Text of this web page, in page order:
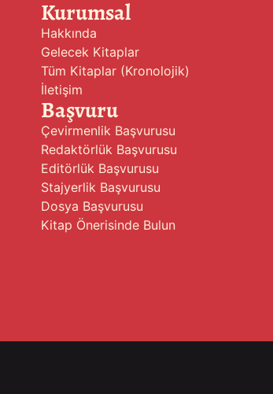
Kurumsal
Hakkında
Gelecek Kitaplar
Tüm Kitaplar (Kronolojik)
İletişim
Başvuru
Çevirmenlik Başvurusu
Redaktörlük Başvurusu
Editörlük Başvurusu
Stajyerlik Başvurusu
Dosya Başvurusu
Kitap Önerisinde Bulun